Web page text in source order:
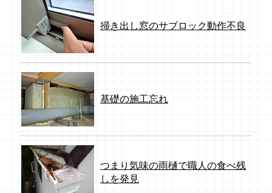
掃き出し窓のサブロック動作不良
基礎の施工忘れ
つまり気味の雨樋で職人の食べ残
しを発見